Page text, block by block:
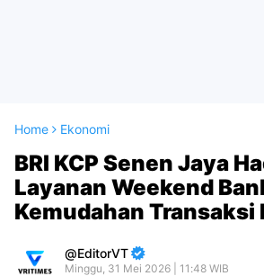
Home Ekonomi
BRI KCP Senen Jaya
Layanan Weekend
Kemudahan Transaksi
EditorVT
Minggu, 31 Mei 2026 | 11:48 WIB